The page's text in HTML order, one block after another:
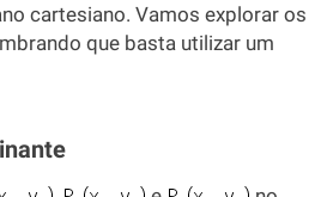
cartesiano. Vamos explorar os
que basta utilizar um